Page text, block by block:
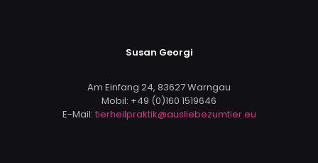
Susan Georgi
Am Einfang 24, 83627 Warngau
Mobil: +49 (0)160 1519646
E-Mail: tierheilpraktik@ausliebezumtier.eu